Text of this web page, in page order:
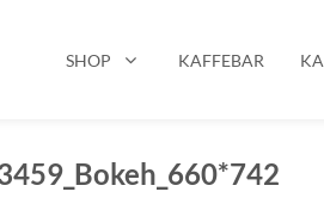
SHOP KAFFEBAR